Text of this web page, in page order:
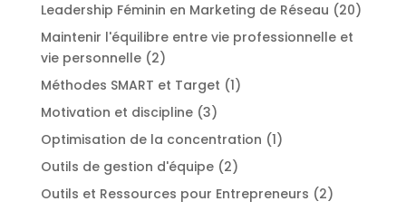
Leadership Féminin en Marketing de Réseau (20)
Maintenir l'équilibre entre vie professionnelle et
vie personnelle(2)
Méthodes SMART et Target (1)
Motivation et discipline(3)
Optimisation de la concentration (1)
Outils de gestion d'équipe(2)
Outils et Ressources pour Entrepreneurs (2)